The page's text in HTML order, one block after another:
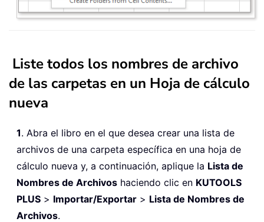
Liste todos los nombres de archivo
de las carpetas en un Hoja de cálculo
nueva
1. Abra el libro en el que desea crear una lista de
archivos de una carpeta específica en una hoja de
cálculo nueva y, a continuación, aplique la Lista de
Nombres de Archivos haciendo clic en KUTOOLS
PLUS > Importar/Exportar > Lista de Nombres de
Archivos.